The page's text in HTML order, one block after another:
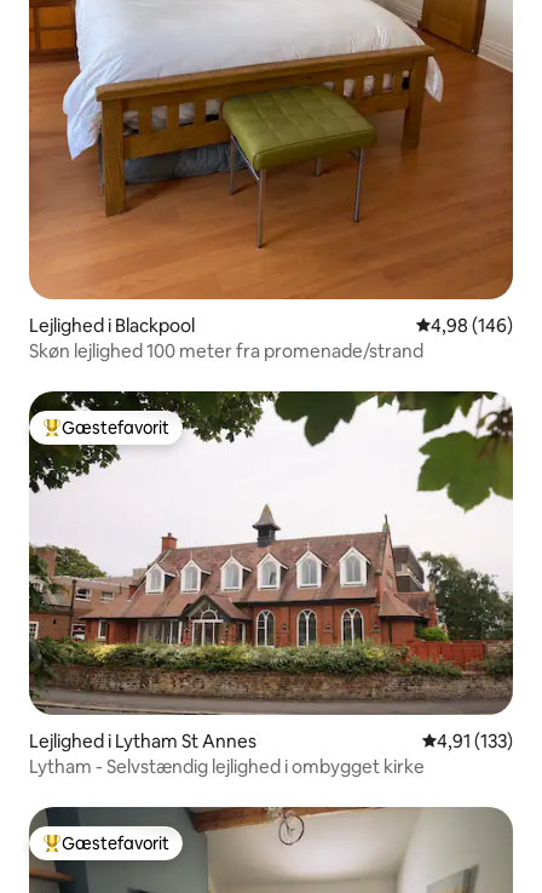
Lejlighed i Blackpool 4,98 ud af 5 i
4,98 (146)
Skøn lejlighed 100 meter fra promenade/strand
Bedste gæstefavorit
Gæstefavorit
Lejlighed i Lytham St Annes 4,91 ud af 5 i
4,91 (133)
Lytham - Selvstændig lejlighed i ombygget kirke
Bedste gæstefavorit
Gæstefavorit